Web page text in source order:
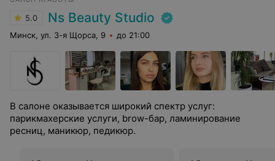
5.0 Ns Beauty Studio
Минск, ул. 3-я Щорса, 9 до 21:00
В салоне оказывается широкий спектр услуг:
парикмахерские услуги, brow-бар, ламинирование
ресниц, маникюр, педикюр.